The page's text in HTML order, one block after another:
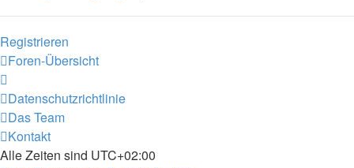
Registrieren
Foren-Übersicht
Datenschutzrichtlinie
Das Team
Kontakt
Alle Zeiten sind UTC+02:00